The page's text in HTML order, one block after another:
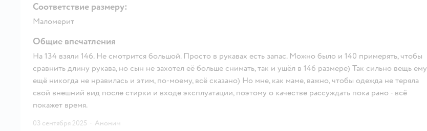
Соответствие размеру:
Маломерит
Общие впечатления
На 134 взяли 146. Не смотрится большой. Просто в рукавах есть запас. Можно было и 140 примерять, чтобы
сравнить длину рукава, но сын не захотел её больше снимать, так и ушёл в 146 размере) Так сильно вещь ему
ещё никогда не нравилась и этим, по-моему, всё сказано) Но мне, как маме, важно, чтобы одежда не теряла
свой внешний вид после стирки и входе эксплуатации, поэтому о качестве рассуждать пока рано - всё
покажет время.
03 сентября 2025 · Аноним